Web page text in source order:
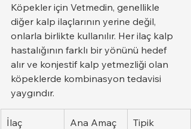
Köpekler için Vetmedin, genellikle
diğer kalp ilaçlarının yerine değil,
onlarla birlikte kullanılır. Her ilaç kalp
hastalığının farklı bir yönünü hedef
alır ve konjestif kalp yetmezliği olan
köpeklerde kombinasyon tedavisi
yaygındır.
İlaç
Ana Amaç
Tipik